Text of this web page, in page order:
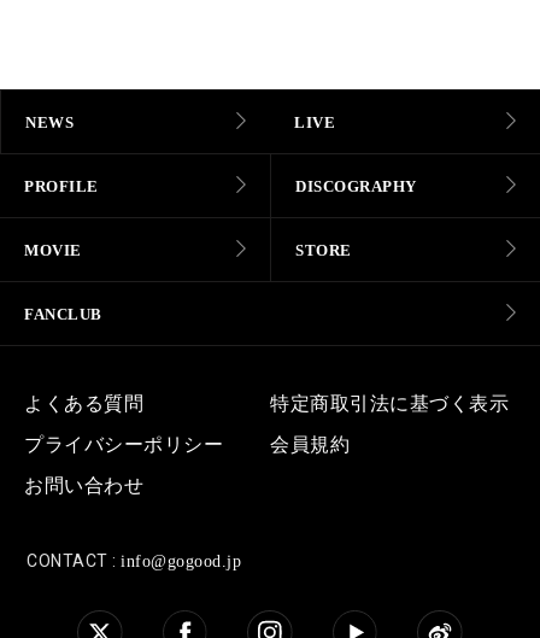
NEWS LIVE
PROFILE DISCOGRAPHY
MOVIE STORE
FANCLUB
よくある質問
特定商取引法に基づく表示
プライバシーポリシー
会員規約
お問い合わせ
CONTACT : info@gogood.jp